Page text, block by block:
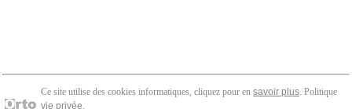
Ce site utilise des cookies informatiques, cliquez pour en savoir plus. Politique
vie privée.